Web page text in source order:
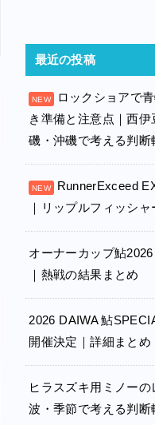
最近の投稿
ロックショアで
き準備と注意点｜西
磯・沖磯で考える判断
RunnerExceed
｜リップルフィッシ
オーナーカップ鮎
｜熱戦の結果まとめ
2026 DAIWA 鮎
開催決定｜詳細まとめ
ヒラスズキ用ミノーの
波・季節で考える判断